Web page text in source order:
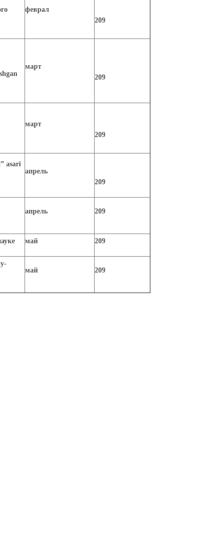
феврал
209
март
209
март
209
asari
апрель
209
апрель 209
май 209
май 209